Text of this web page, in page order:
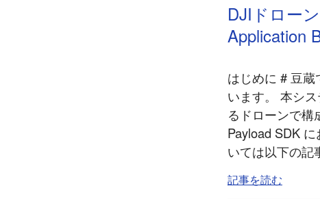
DJIドロー
Application
はじめに # 豆
います。 本シ
るドローンで構
Payload SDK
いては以下の記
記事を読む